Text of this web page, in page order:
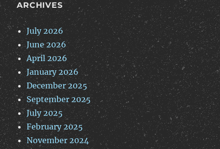
ARCHIVES
July 2026
June 2026
April 2026
January 2026
December 2025
September 2025
July 2025
February 2025
November 2024